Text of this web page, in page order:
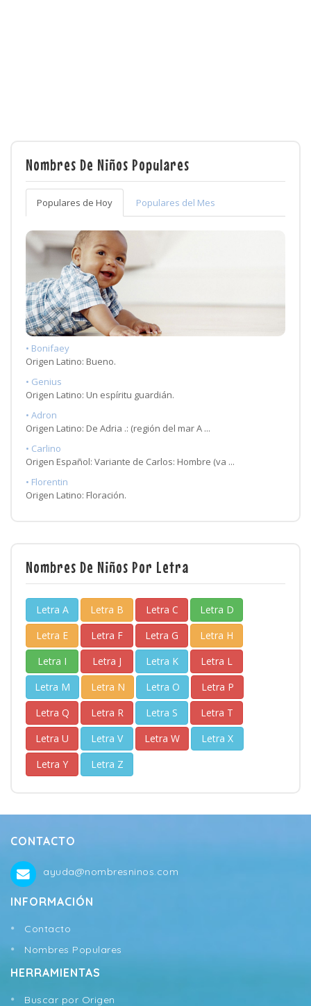
Nombres De Niños Populares
Populares de Hoy Populares del Mes
• Bonifaey
Origen Latino: Bueno.
• Genius
Origen Latino: Un espíritu guardián.
• Adron
Origen Latino: De Adria .: (región del mar A ...
• Carlino
Origen Español: Variante de Carlos: Hombre (va ...
• Florentin
Origen Latino: Floración.
Nombres De Niños Por Letra
Letra A Letra B Letra C
Letra D
Letra E
Letra F Letra G
Letra H
Letra I
Letra J Letra K
Letra L
Letra M
Letra N Letra O
Letra P
Letra Q
Letra R Letra S
Letra T
Letra U
Letra V Letra W
Letra X
Letra Y
Letra Z
CONTACTO
ayuda@nombresninos.com
INFORMACIÓN
Contacto
Nombres Populares
HERRAMIENTAS
Buscar por Origen